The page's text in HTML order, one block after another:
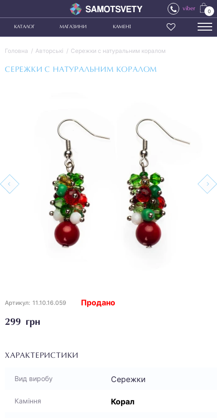
viber 0
КАТАЛОГ МАГАЗИНИ КАМЕНІ
Головна Авторські Сережки с натуральним коралом
СЕРЕЖКИ С НАТУРАЛЬНИМ КОРАЛОМ
Артикул: 11.10.16.059
299 грн
Продано
ХАРАКТЕРИСТИКИ
Вид виробу Сережки
Каміння Корал